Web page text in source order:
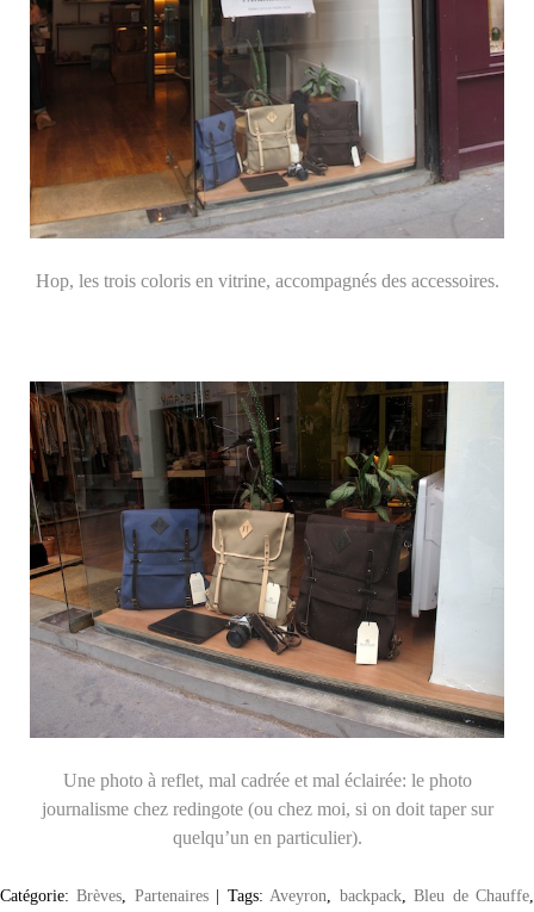
Hop, les trois coloris en vitrine, accompagnés des accessoires.
Une photo à reflet, mal cadrée et mal éclairée: le photo
journalisme chez redingote (ou chez moi, si on doit taper sur
quelqu’un en particulier).
Catégorie:Brèves Partenaires | Tags: Aveyron backpack,Bleu de Chauffe